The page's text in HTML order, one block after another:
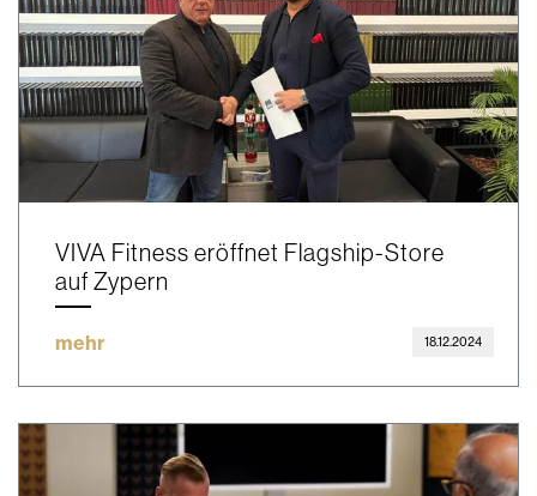
VIVA Fitness eröffnet Flagship-Store
auf Zypern
mehr 18.12.2024